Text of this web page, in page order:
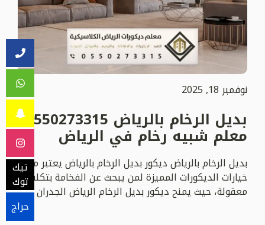
تيك
توك
حراج
نوفمبر 18, 2025
بديل الرخام بالرياض 0550273315
معلم شبيه رخام في الرياض
بديل الرخام بالرياض ديكور بديل الرخام بالرياض يعتبر من
خيارات الديكورات المميزة لمن يبحث عن الفخامة بتكلفة
معقولة، حيث يمنح ديكور بديل الرخام الرياض الجدران ...